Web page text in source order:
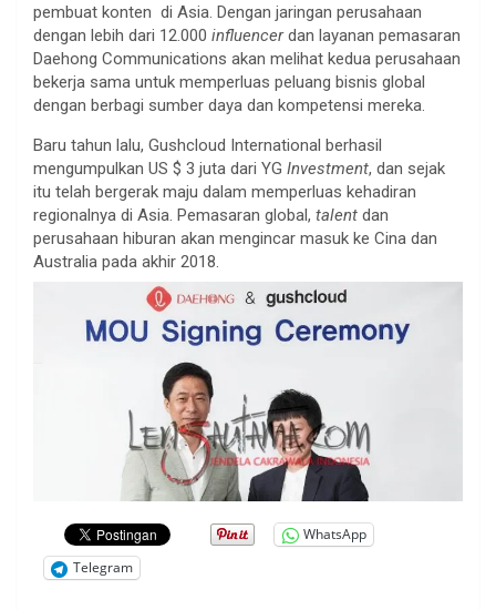
pembuat konten di Asia. Dengan jaringan perusahaan
dengan lebih dari 12.000 influencerdan layanan pemasaran
Daehong Communications akan melihat kedua perusahaan
bekerja sama untuk memperluas peluang bisnis global
dengan berbagi sumber daya dan kompetensi mereka.
Baru tahun lalu, Gushcloud International berhasil
mengumpulkan US $ 3 juta dari YG Investment, dan sejak
itu telah bergerak maju dalam memperluas kehadiran
regionalnya di Asia. Pemasaran global, talent dan
perusahaan hiburan akan mengincar masuk ke Cina dan
Australia pada akhir 2018.
WhatsApp
Telegram